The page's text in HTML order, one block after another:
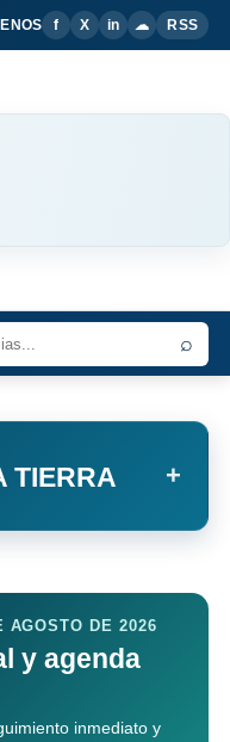
f X in ☁ RSS
⌕
TIERRA +
AGOSTO DE 2026
y agenda
inmediato y